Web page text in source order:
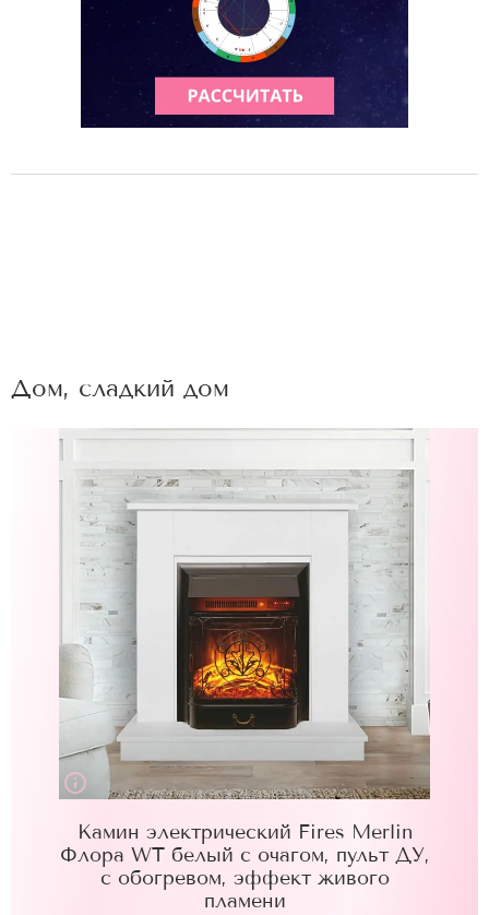
Дом, сладкий дом
Камин электрический Fires Merlin
Флора WT белый с очагом, пульт ДУ,
с обогревом, эффект живого
пламени